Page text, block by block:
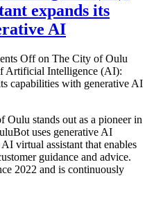
expands its
AI
Offon The City of Oulu
Artificial Intelligence (AI):
capabilities with generative AI
Oulu stands out as a pioneer in
uses generative AI
virtual assistant that enables
guidance and advice.
2022 and is continuously